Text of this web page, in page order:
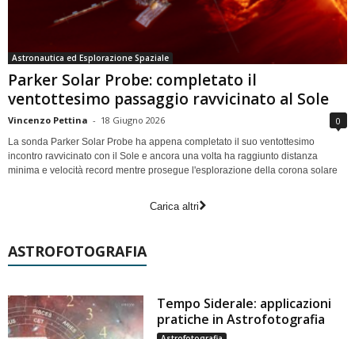
Astronautica ed Esplorazione Spaziale
Parker Solar Probe: completato il
ventottesimo passaggio ravvicinato al Sole
Vincenzo Pettina - 18 Giugno 2026 0
La sonda Parker Solar Probe ha appena completato il suo ventottesimo
incontro ravvicinato con il Sole e ancora una volta ha raggiunto distanza
minima e velocità record mentre prosegue l'esplorazione della corona solare
Carica altri
ASTROFOTOGRAFIA
Tempo Siderale: applicazioni
pratiche in Astrofotografia